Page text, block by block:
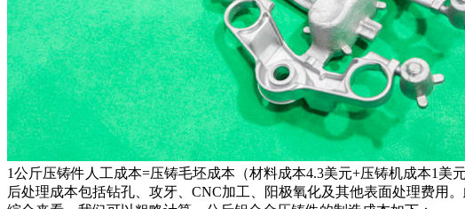
1公斤压铸件人工成本=压铸毛坯成本（材料成本4.3美元+压铸机成本1美
后处理成本包括钻孔、攻牙、CNC加工、阳极氧化及其他表面处理费用